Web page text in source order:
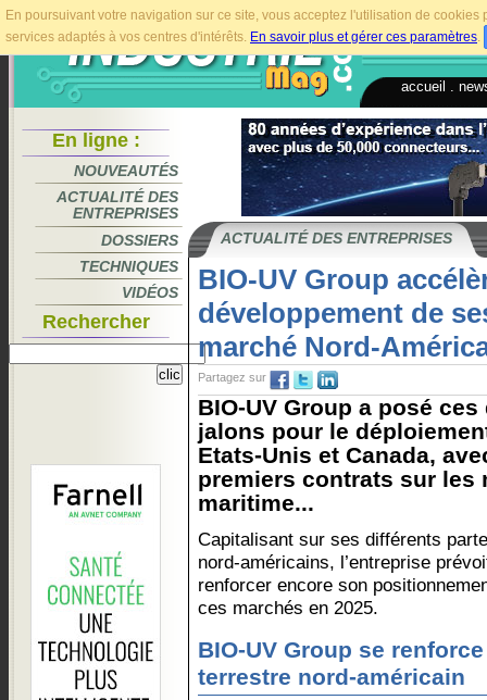
En poursuivant votre navigation sur ce site, vous acceptez l'utilisation de
services adaptés à vos centres d'intérêts. En savoir plus et gérer ces paramètres.
accueil
En ligne :
NOUVEAUTÉS
ACTUALITÉ DES
ENTREPRISES
DOSSIERS
TECHNIQUES
VIDÉOS
Rechercher
ACTUALITÉ DES ENTREPRISES
BIO-UV Group
développement de
marché Nord-
Partagez sur
BIO-UV Group a posé
jalons pour le
Etats-Unis et Canada,
premiers contrats sur les
maritime...
Capitalisant sur ses différents
nord-américains, l’entreprise
renforcer encore son
ces marchés en 2025.
BIO-UV Group se
terrestre nord-américain